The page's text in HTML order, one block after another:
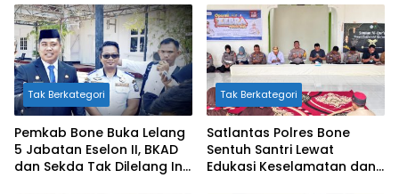
Bahaya Narkotika
Bersama BNNK
Tak Berkategori
Pemkab Bone Buka Lelang
5 Jabatan Eselon II, BKAD
dan Sekda Tak Dilelang Ini
Tak Berkategori
Satlantas Polres Bone
Sentuh Santri Lewat
Edukasi Keselamatan dan